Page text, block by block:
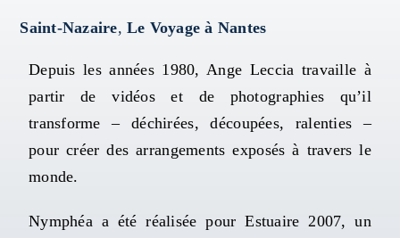
Nous contacter
English (UK)
Saint-Nazaire, Le Voyage à Nantes
Depuis les années 1980, Ange Leccia travaille à
partir de vidéos et de photographies qu’il
transforme – déchirées, découpées, ralenties –
pour créer des arrangements exposés à travers le
monde.
Nymphéa a été réalisée pourEstuaire 2007, un